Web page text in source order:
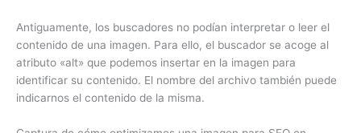
Antiguamente, los buscadores no podían interpretar o leer el
contenido de una imagen. Para ello, el buscador se acoge al
atributo «alt» que podemos insertar en la imagen para
identificar su contenido. El nombre del archivo también puede
indicarnos el contenido de la misma.